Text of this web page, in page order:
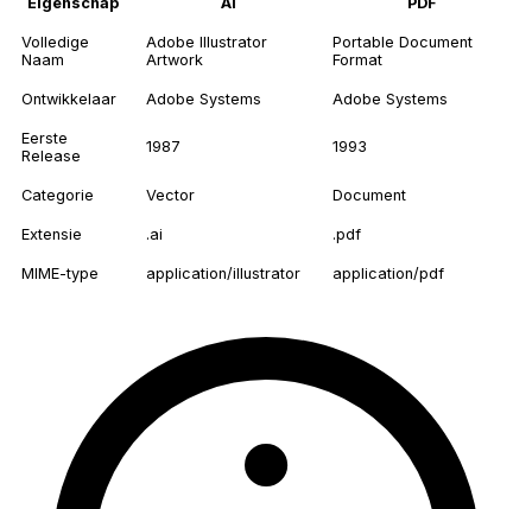
Volledige
Naam
Adobe Illustrator
Artwork
Portable Document
Format
Ontwikkelaar Adobe Systems Adobe Systems
Eerste
Release
1987 1993
Categorie Vector Document
Extensie .ai .pdf
MIME-type application/illustrator application/pdf